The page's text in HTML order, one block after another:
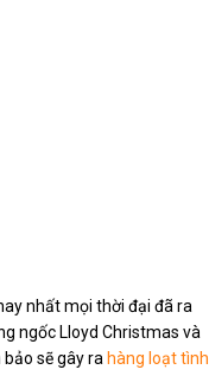
nhất mọi thời đại đã ra
ngốc Lloyd Christmas và
sẽ gây ra hàng loạt tình